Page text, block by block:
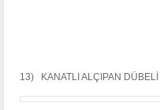
13) KANATLI ALÇIPAN DÜBELİ